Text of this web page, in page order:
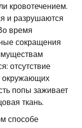
кровотечением.
и разрушаются
время
сокращения
отсутствие
окружающих
попы заживает
ткань.
способе